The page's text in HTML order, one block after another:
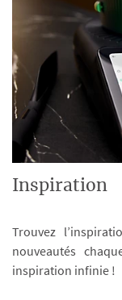
Inspiration
Trouvez
nouveautés
inspiration infinie !